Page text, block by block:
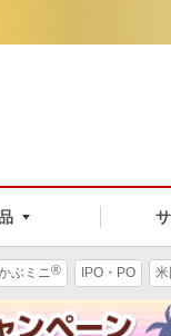
ぶミニ® IPO・PO